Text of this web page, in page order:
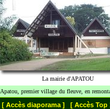
La mairie d'APATOU
Apatou, premier village du fleuve, en
[ Accès diaporama ] [ Accès Top